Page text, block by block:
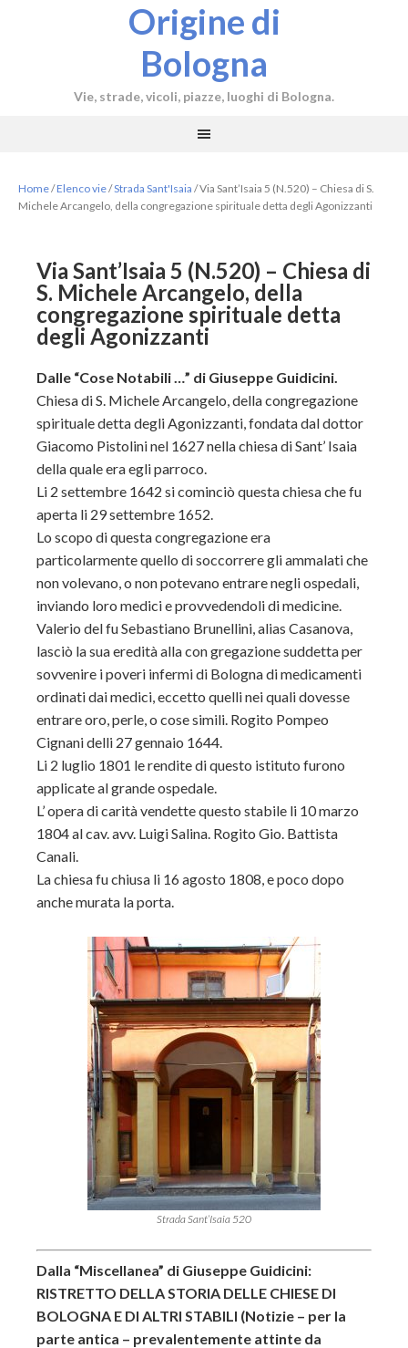
Origine di
Bologna
Vie, strade, vicoli, piazze, luoghi di Bologna.
Home/Elenco vie/Strada Sant'Isaia /Via Sant’Isaia 5 (N.520) – Chiesa di S.
Michele Arcangelo, della congregazione spirituale detta degli Agonizzanti
Via Sant’Isaia 5 (N.520) – Chiesa di
S. Michele Arcangelo, della
congregazione spirituale detta
degli Agonizzanti
Dalle “Cose Notabili …” di Giuseppe Guidicini.
Chiesa di S. Michele Arcangelo, della congregazione
spirituale detta degli Agonizzanti, fondata dal dottor
Giacomo Pistolini nel 1627 nella chiesa di Sant’ Isaia
della quale era egli parroco.
Li 2 settembre 1642 si cominciò questa chiesa che fu
aperta li 29 settembre 1652.
Lo scopo di questa congregazione era
particolarmente quello di soccorrere gli ammalati che
non volevano, o non potevano entrare negli ospedali,
inviando loro medici e provvedendoli di medicine.
Valerio del fu Sebastiano Brunellini, alias Casanova,
lasciò la sua eredità alla con gregazione suddetta per
sovvenire i poveri infermi di Bologna di medicamenti
ordinati dai medici, eccetto quelli nei quali dovesse
entrare oro, perle, o cose simili. Rogito Pompeo
Cignani delli 27 gennaio 1644.
Li 2 luglio 1801 le rendite di questo istituto furono
applicate al grande ospedale.
L’ opera di carità vendette questo stabile li 10 marzo
1804 al cav. avv. Luigi Salina. Rogito Gio. Battista
Canali.
La chiesa fu chiusa li 16 agosto 1808, e poco dopo
anche murata la porta.
Strada Sant’Isaia 520
Dalla “Miscellanea” di Giuseppe Guidicini:
RISTRETTO DELLA STORIA DELLE CHIESE DI
BOLOGNA E DI ALTRI STABILI (Notizie – per la
parte antica – prevalentemente attinte da